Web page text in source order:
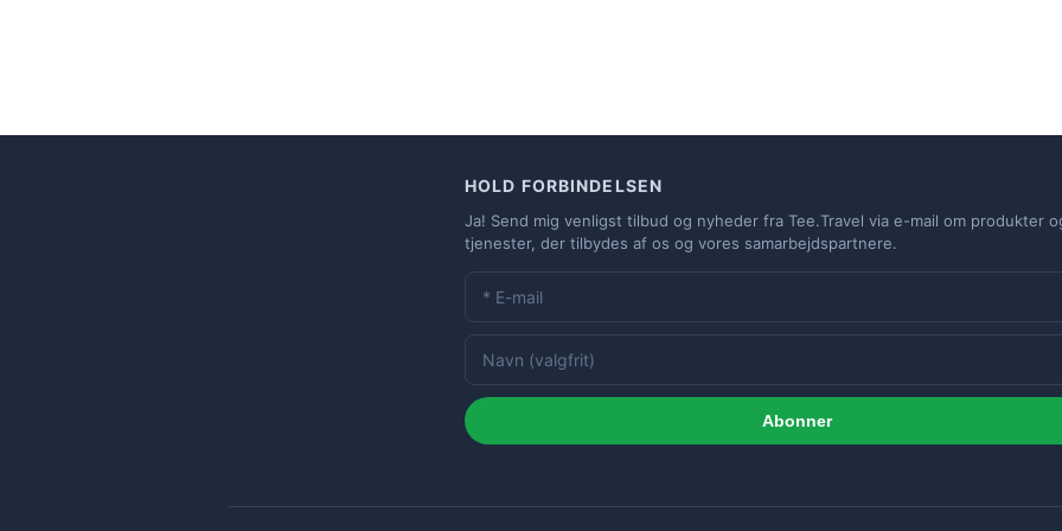
HOLD FORBINDELSEN
Ja! Send mig venligst tilbud og nyheder fra Tee.Travel via e-mail om produkter
tjenester, der tilbydes af os og vores samarbejdspartnere.
Abonner